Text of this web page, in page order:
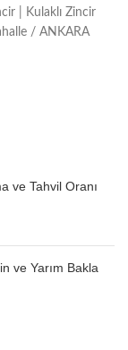
| Kulaklı Zincir
/ ANKARA
ve Tahvil Oranı
ve Yarım Bakla